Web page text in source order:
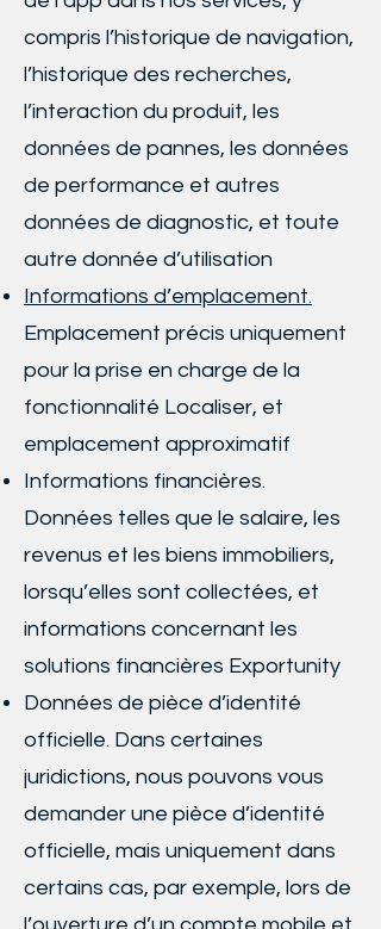
compris l’historique de navigation,
l’historique des recherches,
l’interaction du produit, les
données de pannes, les données
de performance et autres
données de diagnostic, et toute
autre donnée d’utilisation
Informations d’emplacement.
Emplacement précis uniquement
pour la prise en charge de la
fonctionnalité Localiser, et
emplacement approximatif
Informations financières.
Données telles que le salaire, les
revenus et les biens immobiliers,
lorsqu’elles sont collectées, et
informations concernant les
solutions financières Exportunity
Données de pièce d’identité
officielle. Dans certaines
juridictions, nous pouvons vous
demander une pièce d’identité
officielle, mais uniquement dans
certains cas, par exemple, lors de
l’ouverture d’un compte mobile et